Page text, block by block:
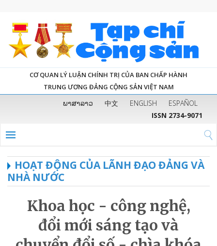
CƠ QUAN LÝ LUẬN CHÍNH TRỊ CỦA BAN CHẤP HÀNH
TRUNG ƯƠNG ĐẢNG CỘNG SẢN VIỆT NAM
ພາສາລາວ 中文 ENGLISH
ESPAÑOL
ISSN 2734-9071
HOẠT ĐỘNG CỦA LÃNH ĐẠO ĐẢNG VÀ
NHÀ NƯỚC
Khoa học - công nghệ,
đổi mới sáng tạo và